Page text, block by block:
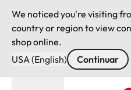
We noticed you're visiting
country or region to view
shop online.
USA (English)
Continuar